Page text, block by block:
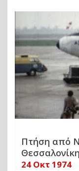
Πτήση από
Θεσσαλονίκη
24 Οκτ 1974